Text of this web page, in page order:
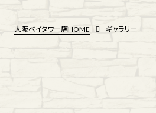
大阪ベイタワー店HOME ギャラリー